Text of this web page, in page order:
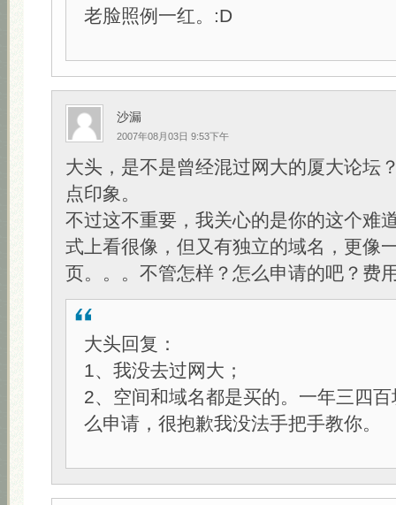
老脸照例一红。:D
沙漏
2007年08月03日 9:53下午
大头，是不是曾经混过网大的厦大论坛
点印象。
不过这不重要，我关心的是你的这个难
式上看很像，但又有独立的域名，更像
页。。。不管怎样？怎么申请的吧？费
大头回复：
1、我没去过网大；
2、空间和域名都是买的。一年三四
么申请，很抱歉我没法手把手教你。